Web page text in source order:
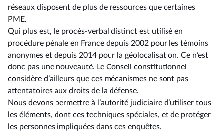
réseaux disposent de plus de ressources que certaines
PME.
Qui plus est, le procès-verbal distinct est utilisé en
procédure pénale en France depuis 2002 pour les témoins
anonymes et depuis 2014 pour la géolocalisation. Ce n’est
donc pas une nouveauté. Le Conseil constitutionnel
considère d’ailleurs que ces mécanismes ne sont pas
attentatoires aux droits de la défense.
Nous devons permettre à l’autorité judiciaire d’utiliser tous
les éléments, dont ces techniques spéciales, et de protéger
les personnes impliquées dans ces enquêtes.